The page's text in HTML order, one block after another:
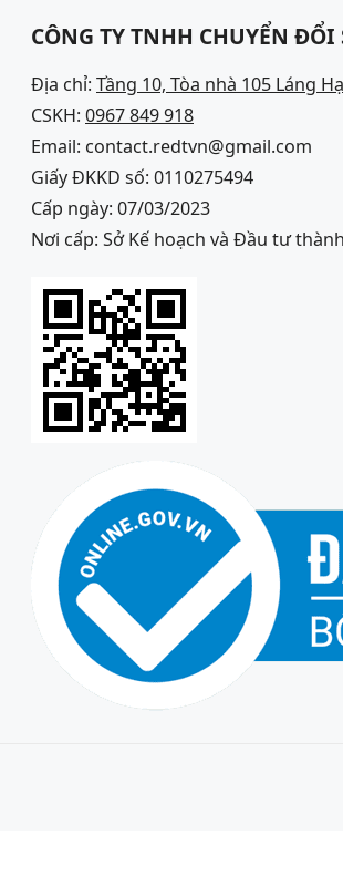
CÔNG TY TNHH CHUYỂN
Địa chỉ: Tầng 10, Tòa nhà 105 Láng
CSKH: 0967 849 918
Email: contact.redtvn@gmail.com
Giấy ĐKKD số: 0110275494
Cấp ngày: 07/03/2023
Nơi cấp: Sở Kế hoạch và Đầu tư